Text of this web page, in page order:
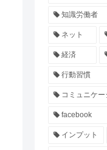
知識労働者
ネット
経済
行動習慣
コミュニケ
facebook
インプット